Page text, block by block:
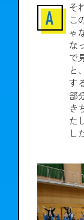
そ
こ
ゃ
な
で
と
す
部
き
た
し